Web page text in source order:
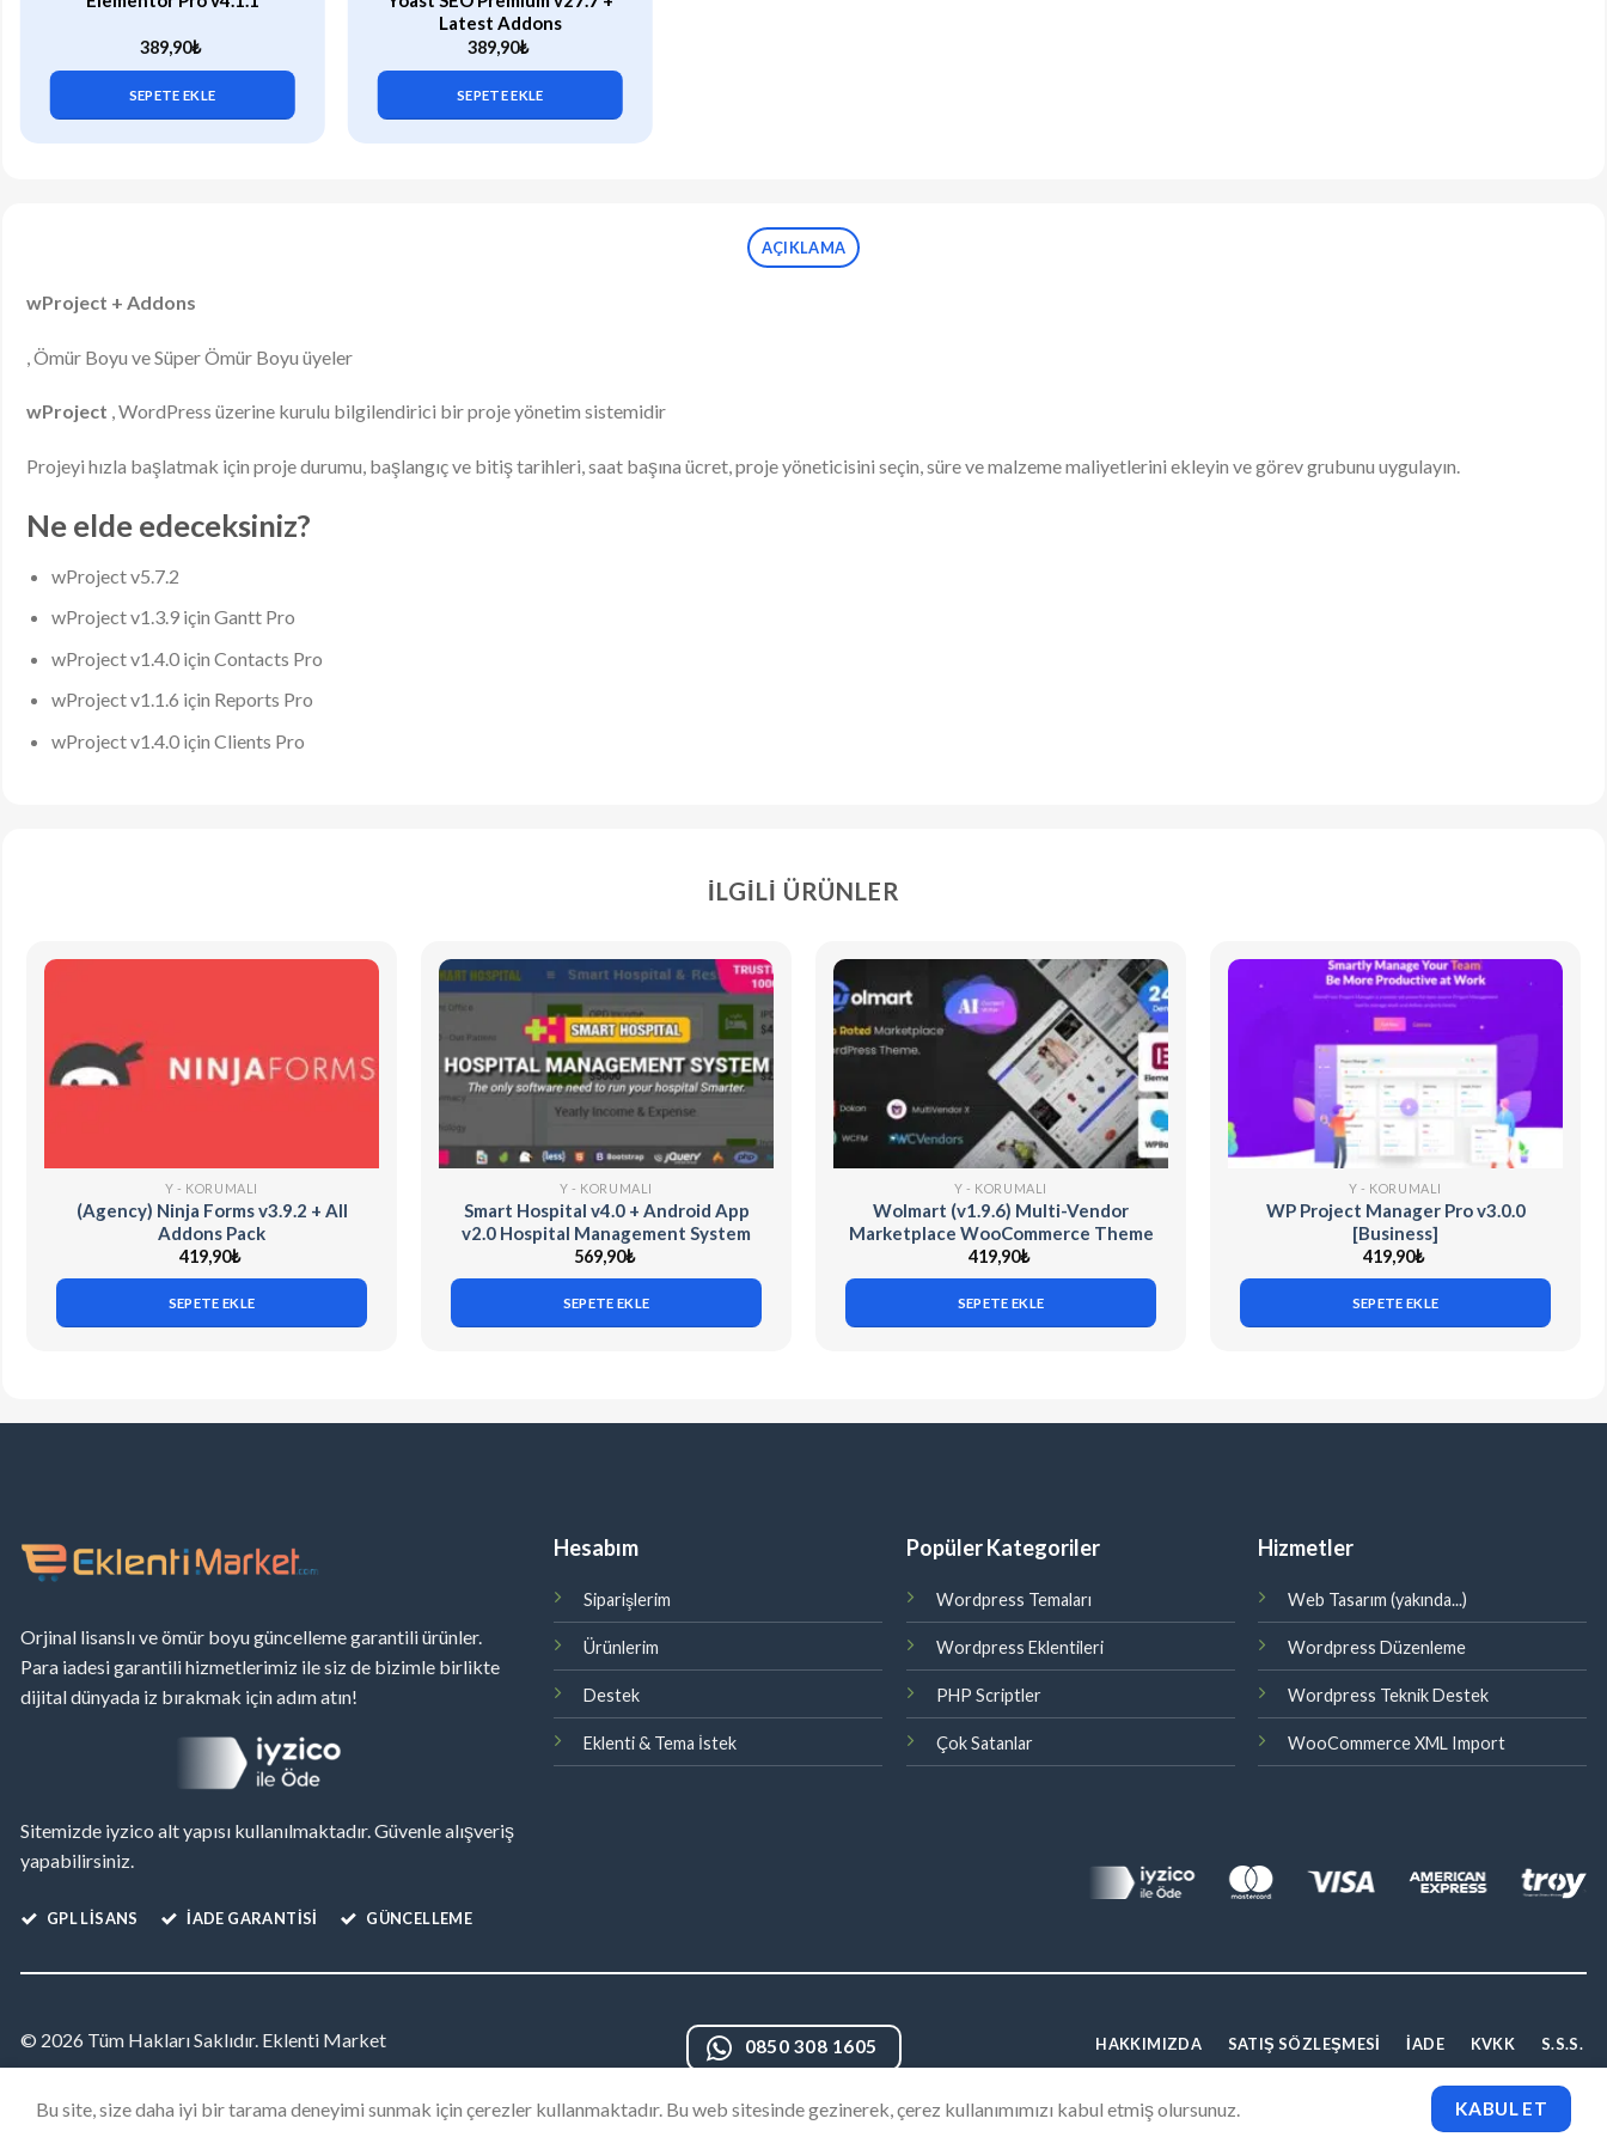
389,90₺
SEPETE EKLE
Latest Addons
389,90₺
SEPETE EKLE
AÇIKLAMA
wProject + Addons
, Ömür Boyu ve Süper Ömür Boyu üyeler
wProject , WordPress üzerine kurulu bilgilendirici bir proje yönetim sistemidir
Projeyi hızla başlatmak için proje durumu, başlangıç ​​ve bitiş tarihleri, saat başına ücret, proje yöneticisini seçin, süre ve malzeme maliyetlerini ekleyin ve görev grubunu uygulayın.
Ne elde edeceksiniz?
wProject v5.7.2
wProject v1.3.9 için Gantt Pro
wProject v1.4.0 için Contacts Pro
wProject v1.1.6 için Reports Pro
wProject v1.4.0 için Clients Pro
İLGILI ÜRÜNLER
Y - KORUMALI
(Agency) Ninja Forms v3.9.2 + All
Addons Pack
419,90₺
SEPETE EKLE
Y - KORUMALI
Smart Hospital v4.0 + Android App
v2.0 Hospital Management System
569,90₺
SEPETE EKLE
Y - KORUMALI
Wolmart (v1.9.6) Multi-Vendor
Marketplace WooCommerce Theme
419,90₺
SEPETE EKLE
Y - KORUMALI
WP Project Manager Pro v3.0.0
[Business]
419,90₺
SEPETE EKLE
Orjinal lisanslı ve ömür boyu güncelleme garantili ürünler.
Para iadesi garantili hizmetlerimiz ile siz de bizimle birlikte
dijital dünyada iz bırakmak için adım atın!
Sitemizde iyzico alt yapısı kullanılmaktadır. Güvenle alışveriş
yapabilirsiniz.
GPL LISANS İADE GARANTİSİ GÜNCELLEME
Hesabım
Siparişlerim
Ürünlerim
Destek
Eklenti & Tema İstek
Popüler Kategoriler
Wordpress Temaları
Wordpress Eklentileri
PHP Scriptler
Çok Satanlar
Hizmetler
Web Tasarım (yakında...)
Wordpress Düzenleme
Wordpress Teknik Destek
WooCommerce XML Import
© 2026 Tüm Hakları Saklıdır. Eklenti Market 0850 308 1605 HAKKIMIZDA SATIŞ SÖZLEŞMESI İADE KVKK S.S.S.
Bu site, size daha iyi bir tarama deneyimi sunmak için çerezler kullanmaktadır. Bu web sitesinde gezinerek, çerez kullanımımızı kabul etmiş olursunuz. KABUL ET